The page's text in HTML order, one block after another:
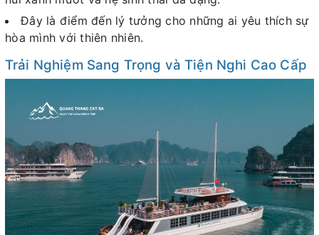
Đây là điểm đến lý tưởng cho những ai yêu thích sự
hòa mình với thiên nhiên.
Trải Nghiệm Sang Trọng và Tiện Nghi Cao Cấp